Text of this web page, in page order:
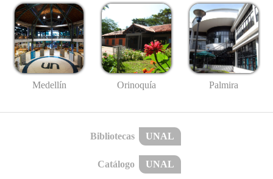
Medellín Orinoquía Palmira
Bibliotecas UNAL
Catálogo UNAL